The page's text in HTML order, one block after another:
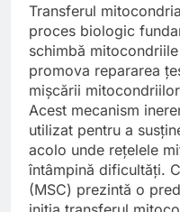
Transferul
proces biologic
schimbă
promova repararea
mișcării
Acest mecanism
utilizat pentru a
acolo unde rețelele
întâmpină dificultăți.
(MSC) prezintă o